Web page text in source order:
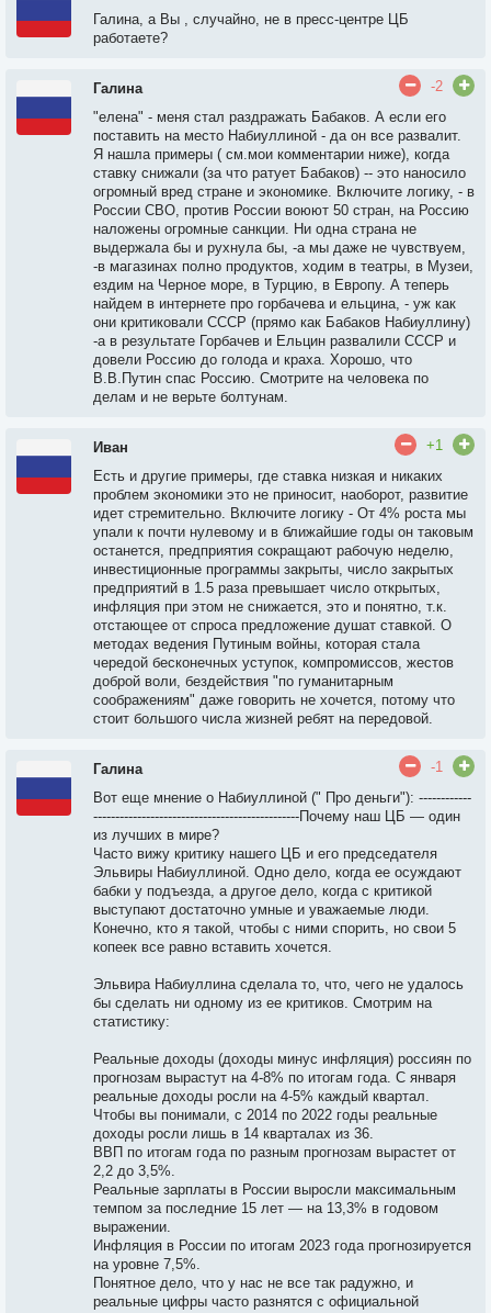
Галина, а Вы , случайно, не в пресс-центре ЦБ
работаете?
Галина
-2
"елена" - меня стал раздражать Бабаков. А если его
поставить на место Набиуллиной - да он все развалит.
Я нашла примеры ( см.мои комментарии ниже), когда
ставку снижали (за что ратует Бабаков) -- это наносило
огромный вред стране и экономике. Включите логику, - в
России СВО, против России воюют 50 стран, на Россию
наложены огромные санкции. Ни одна страна не
выдержала бы и рухнула бы, -а мы даже не чувствуем,
-в магазинах полно продуктов, ходим в театры, в Музеи,
ездим на Черное море, в Турцию, в Европу. А теперь
найдем в интернете про горбачева и ельцина, - уж как
они критиковали СССР (прямо как Бабаков Набиуллину)
-а в результате Горбачев и Ельцин развалили СССР и
довели Россию до голода и краха. Хорошо, что
В.В.Путин спас Россию. Смотрите на человека по
делам и не верьте болтунам.
Иван
+1
Есть и другие примеры, где ставка низкая и никаких
проблем экономики это не приносит, наоборот, развитие
идет стремительно. Включите логику - От 4% роста мы
упали к почти нулевому и в ближайшие годы он таковым
останется, предприятия сокращают рабочую неделю,
инвестиционные программы закрыты, число закрытых
предприятий в 1.5 раза превышает число открытых,
инфляция при этом не снижается, это и понятно, т.к.
отстающее от спроса предложение душат ставкой. О
методах ведения Путиным войны, которая стала
чередой бесконечных уступок, компромиссов, жестов
доброй воли, бездействия "по гуманитарным
соображениям" даже говорить не хочется, потому что
стоит большого числа жизней ребят на передовой.
Галина
-1
Вот еще мнение о Набиуллиной (" Про деньги"): ------------
-----------------------------------------------Почему наш ЦБ — один
из лучших в мире?
Часто вижу критику нашего ЦБ и его председателя
Эльвиры Набиуллиной. Одно дело, когда ее осуждают
бабки у подъезда, а другое дело, когда с критикой
выступают достаточно умные и уважаемые люди.
Конечно, кто я такой, чтобы с ними спорить, но свои 5
копеек все равно вставить хочется.
Эльвира Набиуллина сделала то, что, чего не удалось
бы сделать ни одному из ее критиков. Смотрим на
статистику:
Реальные доходы (доходы минус инфляция) россиян по
прогнозам вырастут на 4-8% по итогам года. С января
реальные доходы росли на 4-5% каждый квартал.
Чтобы вы понимали, с 2014 по 2022 годы реальные
доходы росли лишь в 14 кварталах из 36.
ВВП по итогам года по разным прогнозам вырастет от
2,2 до 3,5%.
Реальные зарплаты в России выросли максимальным
темпом за последние 15 лет — на 13,3% в годовом
выражении.
Инфляция в России по итогам 2023 года прогнозируется
на уровне 7,5%.
Понятное дело, что у нас не все так радужно, и
реальные цифры часто разнятся с официальной